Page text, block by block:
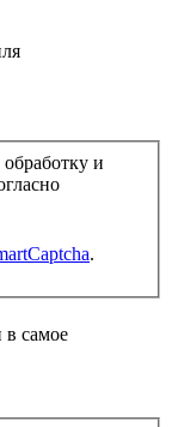
и
.
в самое